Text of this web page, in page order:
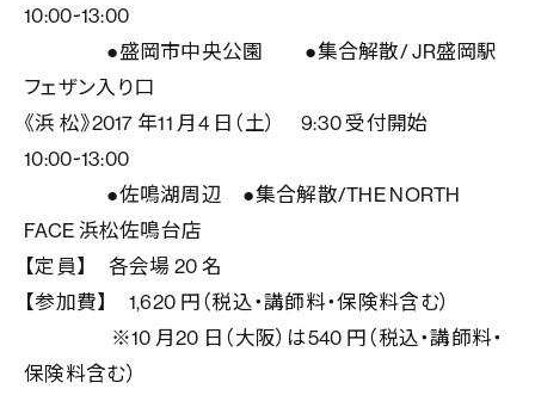
10:00~13:00
●盛岡市中央公園 ●集合解散/ JR盛岡駅
フェザン入り口
《浜 松》2017 年11 月4 日（土） 9:30 受付開始
10:00~13:00
●佐鳴湖周辺 ●集合解散/THE NORTH
FACE 浜松佐鳴台店
【定員】 各会場 20 名
【参加費】 1,620 円（税込・講師料・保険料含む）
※10 月20 日（大阪）は540 円（税込・講師料・
保険料含む）